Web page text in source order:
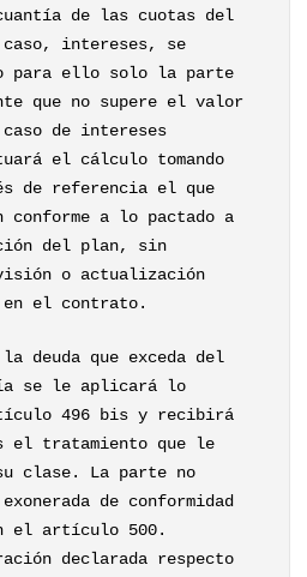
de las cuotas del
intereses, se
para ello solo la parte
que no supere el valor
de intereses
el cálculo tomando
de referencia el que
a lo pactado a
del plan, sin
o actualización
el contrato.
deuda que exceda del
se le aplicará lo
496 bis y recibirá
el tratamiento que le
clase. La parte no
de conformidad
el artículo 500.
declarada respecto